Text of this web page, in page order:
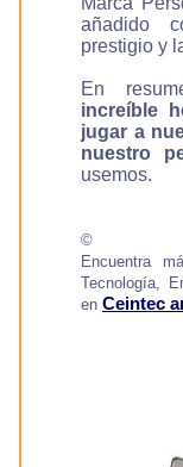
añadido
prestigio y
En
increíble
jugar a
nuestro
usemos.
©
Encuentra
Tecnología,
en Ceintec